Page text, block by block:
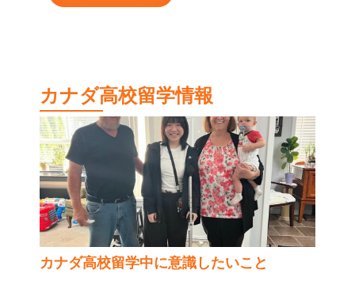
カナダ高校留学情報
カナダ高校留学中に意識したいこと